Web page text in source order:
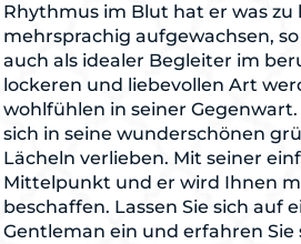
Rhythmus im Blut hat er was zu
mehrsprachig aufgewachsen,
auch als idealer Begleiter im
lockeren und liebevollen Art
wohlfühlen in seiner
sich in seine wunderschönen
Lächeln verlieben. Mit seiner
Mittelpunkt und er wird Ihnen
beschaffen. Lassen Sie sich auf
Gentleman ein und erfahren